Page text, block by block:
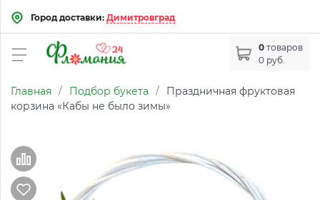
Город доставки: Димитровград
0 товаров
0 руб.
Главная / Подбор букета /
Праздничная фруктовая
корзина «Кабы не было зимы»